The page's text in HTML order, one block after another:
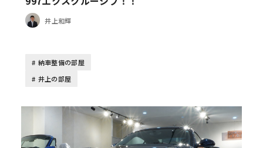
井上和輝
納車整備の部屋
井上の部屋